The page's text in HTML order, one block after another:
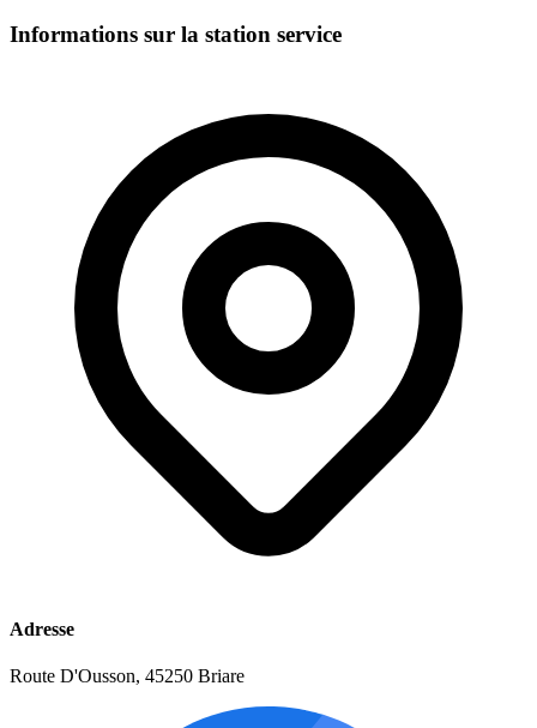
Informations sur la station service
Adresse
Route D'Ousson, 45250 Briare